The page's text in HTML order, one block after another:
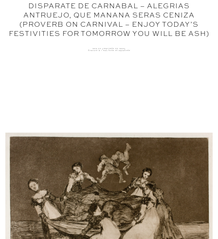
DISPARATE DE CARNABAL – ALEGRIAS
ANTRUEJO, QUE MANANA SERAS CENIZA
(PROVERB ON CARNIVAL – ENJOY TODAY’S
FESTIVITIES FOR TOMORROW YOU WILL BE ASH)
1816-23 (imprimée en 1864)
Gravure à l'eau-forte et aquatinte